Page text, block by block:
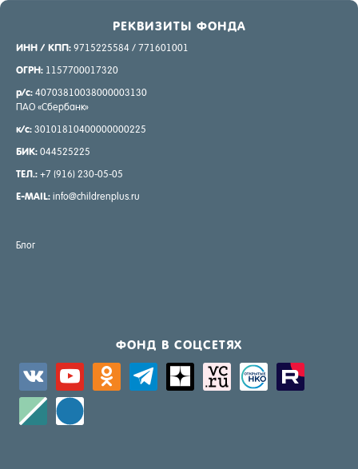
РЕК­ВИ­ЗИТЫ ФОН­ДА
ИНН / КПП: 9715225584 / 771601001
ОГРН: 1157700017320
р/с: 40703810038000003130
ПАО «Сбер­банк»
к/с: 30101810400000000225
БИК: 044525225
ТЕЛ.: +7 (916) 230-05-05
E-MAIL: info@childrenplus.ru
Блог
ФОНД В СОЦ­СЕ­ТЯХ
vkontakteyoutube odnoklassnikitelegramzen-
sitemap activity zerply
standardwindows